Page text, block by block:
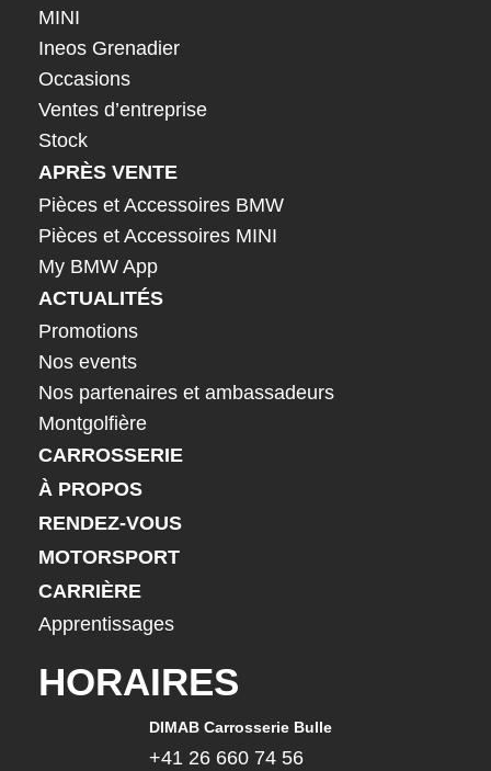
MINI
Ineos Grenadier
Occasions
Ventes d’entreprise
Stock
APRÈS VENTE
Pièces et Accessoires BMW
Pièces et Accessoires MINI
My BMW App
ACTUALITÉS
Promotions
Nos events
Nos partenaires et ambassadeurs
Montgolfière
CARROSSERIE
À PROPOS
RENDEZ-VOUS
MOTORSPORT
CARRIÈRE
Apprentissages
HORAIRES
DIMAB Carrosserie Bulle
+41 26 660 74 56